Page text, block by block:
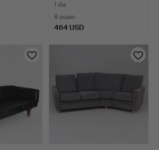
PAOLO L…
1 día
8 pujas
464 USD